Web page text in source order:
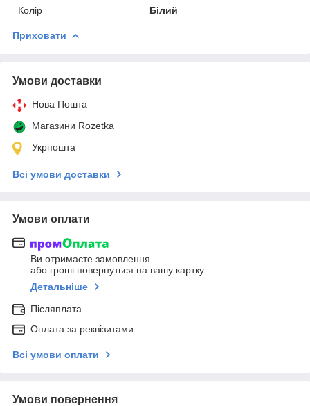
Колір
Білий
Приховати
Умови доставки
Нова Пошта
Магазини Rozetka
Укрпошта
Всі умови доставки
Умови оплати
Ви отримаєте замовлення
або гроші повернуться на вашу картку
Детальніше
Післяплата
Оплата за реквізитами
Всі умови оплати
Умови повернення